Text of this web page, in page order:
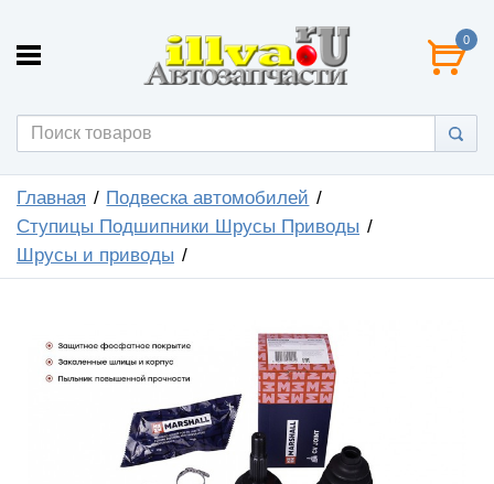
0
Главная
Подвеска автомобилей
Ступицы Подшипники Шрусы Приводы
Шрусы и приводы